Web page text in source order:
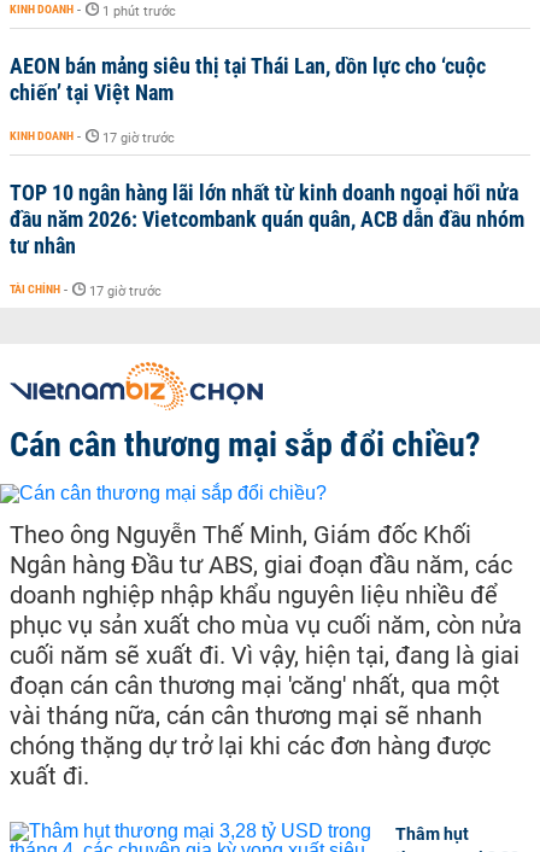
KINH DOANH - 1 phút trước
AEON bán mảng siêu thị tại Thái Lan, dồn lực cho ‘cuộc
chiến’ tại Việt Nam
KINH DOANH - 17 giờ trước
TOP 10 ngân hàng lãi lớn nhất từ kinh doanh ngoại hối nửa
đầu năm 2026: Vietcombank quán quân, ACB dẫn đầu nhóm
tư nhân
TÀI CHÍNH - 17 giờ trước
Cán cân thương mại sắp đổi chiều?
Theo ông Nguyễn Thế Minh, Giám đốc Khối
Ngân hàng Đầu tư ABS, giai đoạn đầu năm, các
doanh nghiệp nhập khẩu nguyên liệu nhiều để
phục vụ sản xuất cho mùa vụ cuối năm, còn nửa
cuối năm sẽ xuất đi. Vì vậy, hiện tại, đang là giai
đoạn cán cân thương mại 'căng' nhất, qua một
vài tháng nữa, cán cân thương mại sẽ nhanh
chóng thặng dự trở lại khi các đơn hàng được
xuất đi.
Thâm hụt